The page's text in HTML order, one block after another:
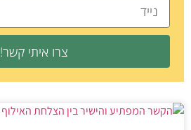
צרו איתי קשר!